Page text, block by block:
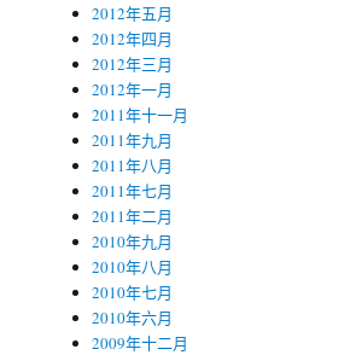
2012年五月
2012年四月
2012年三月
2012年一月
2011年十一月
2011年九月
2011年八月
2011年七月
2011年二月
2010年九月
2010年八月
2010年七月
2010年六月
2009年十二月